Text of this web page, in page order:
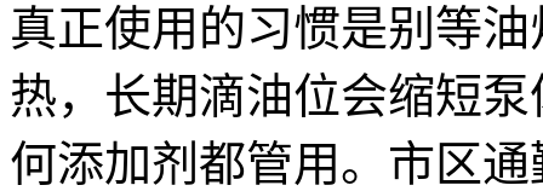
真正使用的习惯是别等
热，长期滴油位会缩短
何添加剂都管用。市区